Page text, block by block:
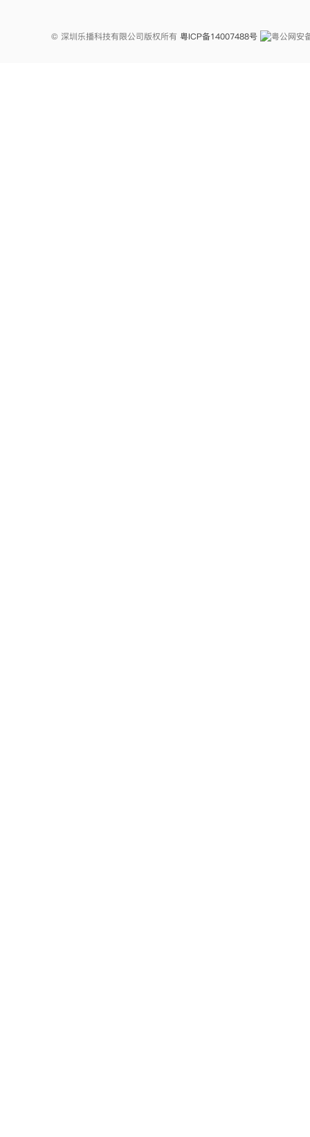
© 深圳乐播科技有限公司版权所有 粤ICP备14007488号